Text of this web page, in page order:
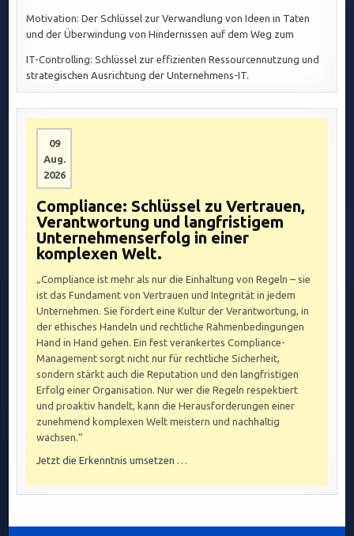
Motivation: Der Schlüssel zur Verwandlung von Ideen in Taten
und der Überwindung von Hindernissen auf dem Weg zum
IT-Controlling: Schlüssel zur effizienten Ressourcennutzung und
strategischen Ausrichtung der Unternehmens-IT.
09
Aug.
2026
Compliance: Schlüssel zu Vertrauen,
Verantwortung und langfristigem
Unternehmenserfolg in einer
komplexen Welt.
„Compliance ist mehr als nur die Einhaltung von Regeln – sie
ist das Fundament von Vertrauen und Integrität in jedem
Unternehmen. Sie fördert eine Kultur der Verantwortung, in
der ethisches Handeln und rechtliche Rahmenbedingungen
Hand in Hand gehen. Ein fest verankertes Compliance-
Management sorgt nicht nur für rechtliche Sicherheit,
sondern stärkt auch die Reputation und den langfristigen
Erfolg einer Organisation. Nur wer die Regeln respektiert
und proaktiv handelt, kann die Herausforderungen einer
zunehmend komplexen Welt meistern und nachhaltig
wachsen.“
Jetzt die Erkenntnis umsetzen …